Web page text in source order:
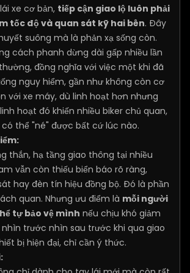
xe cơ bản, tiếp cận giao lộ luôn phải
tốc độ và quan sát kỹ hai bên. Đây
suông mà là phản xạ sống còn.
cách phanh dừng dài gấp nhiều lần
đồng nghĩa với việc một khi đã
nguy hiểm, gần như không còn cơ
với xe máy, dù linh hoạt hơn nhưng
hoạt đó khiến nhiều biker chủ quan,
thể "né" được bất cứ lúc nào.
thắn, hạ tầng giao thông tại nhiều
vẫn còn thiếu biển báo rõ ràng,
hay đèn tín hiệu đồng bộ. Đó là phần
quan. Nhưng ưu điểm là mỗi người
tự bảo vệ mình nếu chịu khó giảm
trước nhìn sau trước khi qua giao
bị hiện đại, chỉ cần ý thức.